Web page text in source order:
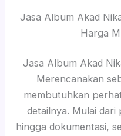
Jasa Album Akad
Harga
Jasa Album Akad
Merencanakan
membutuhkan
detailnya. Mulai dari
hingga dokumentasi,